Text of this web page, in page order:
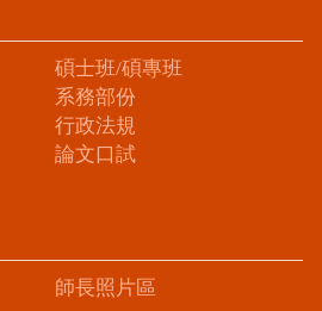
碩士班/碩專班
系務部份
行政法規
論文口試
師長照片區